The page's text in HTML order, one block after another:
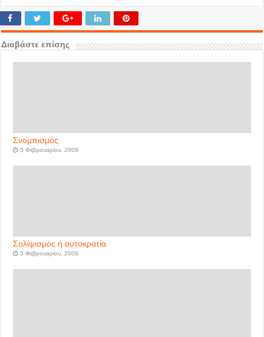
Διαβάστε επίσης
Σνομπισμός
5 Φεβρουαρίου, 2009
Σολιψισμός ή αυτοκρατία
5 Φεβρουαρίου, 2009